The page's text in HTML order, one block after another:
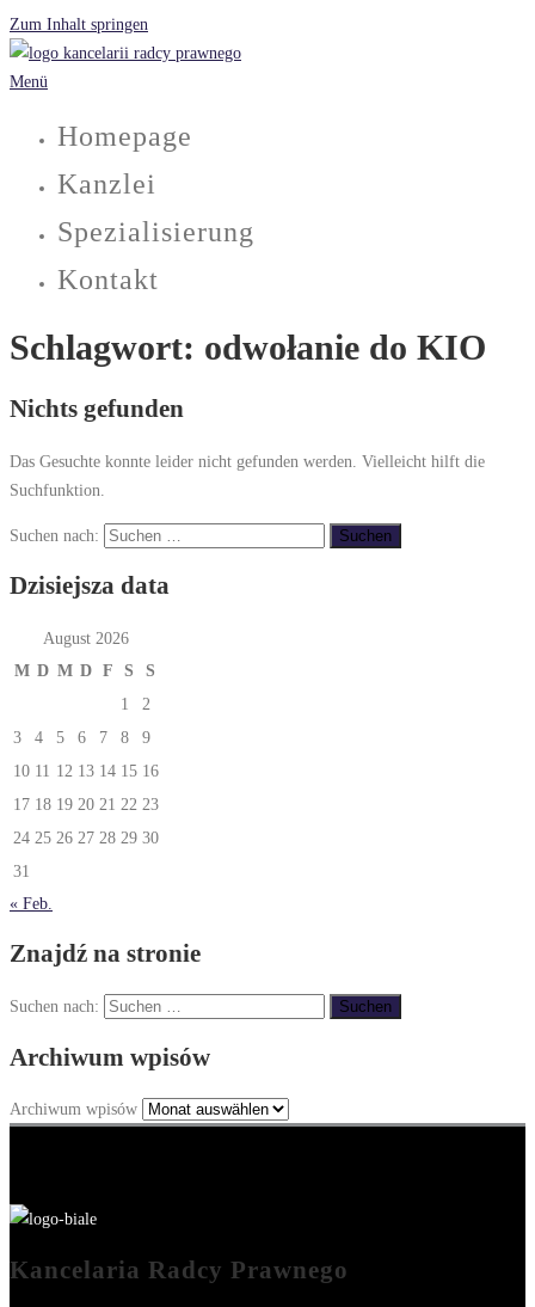
Zum Inhalt springen
Menü
Homepage
Kanzlei
Spezialisierung
Kontakt
Schlagwort: odwołanie do KIO
Nichts gefunden
Das Gesuchte konnte leider nicht gefunden werden. Vielleicht hilft die
Suchfunktion.
Suchen nach:
Dzisiejsza data
August 2026
M D M D F S
S
1
2
3
4 5 6 7 8
9
10 11 12 13 14 15 16
17 18 19 20 21 22 23
24 25 26 27 28 29 30
31
« Feb.
Znajdź na stronie
Suchen nach:
Archiwum wpisów
Archiwum wpisów
Kancelaria Radcy Prawnego